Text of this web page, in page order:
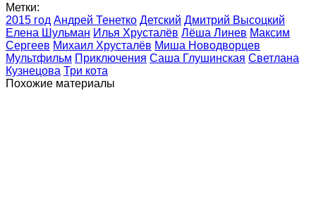
Метки:
2015 год Андрей Тенетко Детский Дмитрий Высоцкий
Елена Шульман Илья Хрусталёв Лёша Линев Максим
Сергеев Михаил Хрусталёв Миша Новодворцев
Мультфильм Приключения Саша Глушинская Светлана
Кузнецова Три кота
Похожие материалы